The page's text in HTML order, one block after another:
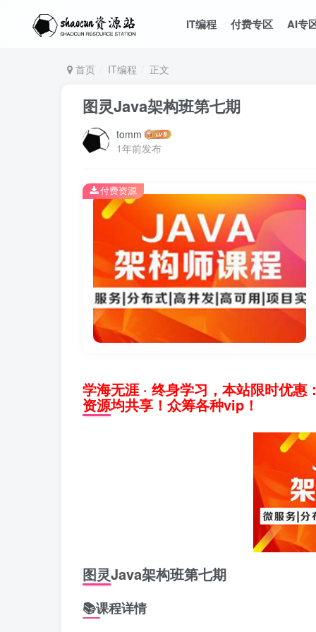
IT编程 付费专区 AI专
首页 IT编程 正文
图灵Java架构班第七期
tomm
1年前发布
付费资源
学海无涯 · 终身学习，本站限时优
资源均共享！众筹各种vip！
图灵Java架构班第七期
📚课程详情